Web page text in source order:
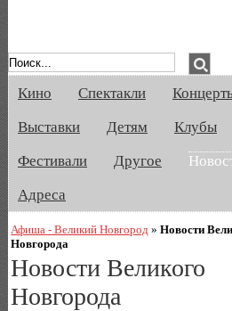
Кино Спектакли
Выставки
Детям
Клубы
Фестивали
Другое
Адреса
Афиша - Великий Новгород »Новости
Новгорода
Новости Великого
Новгорода